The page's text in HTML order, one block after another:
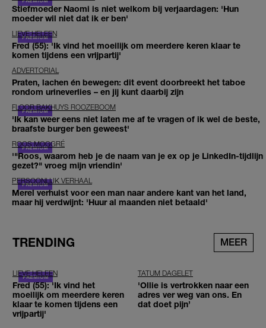
Stiefmoeder Naomi is niet welkom bij verjaardagen: 'Hun
moeder wil niet dat ik er ben'
LIEVE HELEEN
Fred (55): 'Ik vind het moeilijk om meerdere keren klaar te
komen tijdens een vrijpartij'
ADVERTORIAL
Praten, lachen én bewegen: dit event doorbreekt het taboe
rondom urineverlies – en jij kunt daarbij zijn
FLOOR BAKHUYS ROOZEBOOM
'Ik kan weer eens niet laten me af te vragen of ik wel de beste,
braafste burger ben geweest'
ROOS MOGGRÉ
'"Roos, waarom heb je de naam van je ex op je LinkedIn-tijdlijn
gezet?" vroeg mijn vriendin'
PERSOONLIJK VERHAAL
Merel verhuist voor een man naar andere kant van het land,
maar hij verdwijnt: 'Huur al maanden niet betaald'
TRENDING MEER
LIEVE HELEEN
Fred (55): 'Ik vind het
moeilijk om meerdere keren
klaar te komen tijdens een
vrijpartij'
TATUM DAGELET
'Ollie is vertrokken naar een
adres ver weg van ons. En
dat doet pijn’